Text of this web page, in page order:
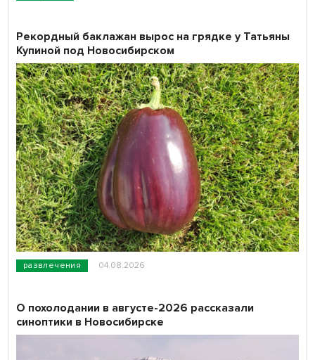
развлечения 04.08.2026
Рекордный баклажан вырос на грядке у Татьяны
Купиной под Новосибирском
О похолодании в августе-2026 рассказали
синоптики в Новосибирске